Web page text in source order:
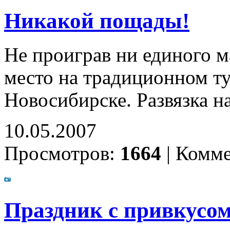
Никакой пощады!
Не проиграв ни единого
место на традиционном
Новосибирске. Развязка
10.05.2007
Просмотров: 1664 |
Праздник с